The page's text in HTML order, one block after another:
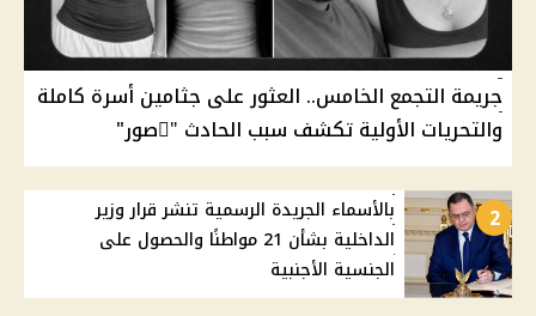
جريمة التجمع الخامس.. العثور على جثامين أسرة كاملة
والتحريات الأولية تكشف سبب الحادث "ًصور"
2
بالأسماء الجريدة الرسمية تنشر قرار وزير
الداخلية بشأن 21 مواطنًا والحصول على
الجنسية الأجنبية